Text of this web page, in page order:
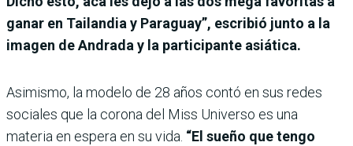
ganar en Tailandia y Paraguay”, escribió junto a la
imagen de Andrada y la participante asiática.
Asimismo, la modelo de 28 años contó en sus redes
sociales que la corona del Miss Universo es una
materia en espera en su vida. “El sueño que tengo